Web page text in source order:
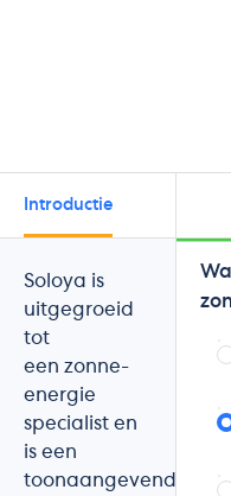
Introductie
Soloya is
uitgegroeid
tot
een zonne-
energie
specialist en
is een
toonaangevend